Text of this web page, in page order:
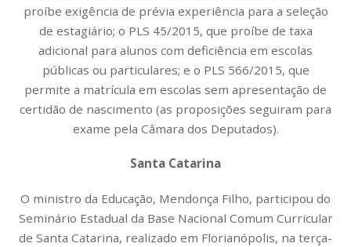
proíbe exigência de prévia experiência para a seleção
de estagiário; o PLS 45/2015, que proíbe de taxa
adicional para alunos com deficiência em escolas
públicas ou particulares; e o PLS 566/2015, que
permite a matrícula em escolas sem apresentação de
certidão de nascimento (as proposições seguiram para
exame pela Câmara dos Deputados).
Santa Catarina
O ministro da Educação, Mendonça Filho, participou do
Seminário Estadual da Base Nacional Comum Curricular
de Santa Catarina, realizado em Florianópolis, na terça-